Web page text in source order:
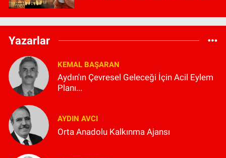
Yazarlar
KEMAL BAŞARAN
Aydın'ın Çevresel Geleceği İçin Acil Eylem
Planı...
AYDIN AVCI
Orta Anadolu Kalkınma Ajansı